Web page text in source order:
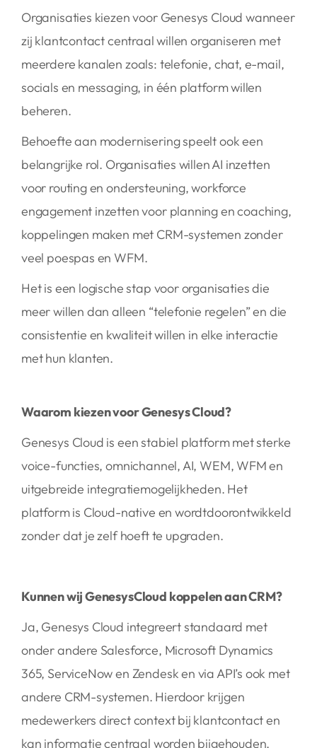
Organisaties kiezen voor Genesys Cloud wanneer
zij klantcontact centraal willen organiseren met
meerdere kanalen zoals: telefonie, chat, e-mail,
socials en messaging, in één platform willen
beheren.
Behoefte aan modernisering speelt ook een
belangrijke rol. Organisaties willen AI inzetten
voor routing en ondersteuning, workforce
engagement inzetten voor planning en coaching,
koppelingen maken met CRM-systemen zonder
veel poespas en WFM.
Het is een logische stap voor organisaties die
meer willen dan alleen “telefonie regelen” en die
consistentie en kwaliteit willen in elke interactie
met hun klanten.
Waarom kiezen voor Genesys Cloud?
Genesys Cloud is een stabiel platform met sterke
voice-functies, omnichannel, AI, WEM, WFM en
uitgebreide integratiemogelijkheden. Het
platform is Cloud-native en wordtdoorontwikkeld
zonder dat je zelf hoeft te upgraden.
Kunnen wij GenesysCloud koppelen aan CRM?
Ja, Genesys Cloud integreert standaard met
onder andere Salesforce, Microsoft Dynamics
365, ServiceNow en Zendesk en via API’s ook met
andere CRM-systemen. Hierdoor krijgen
medewerkers direct context bij klantcontact en
kan informatie centraal worden bijgehouden.